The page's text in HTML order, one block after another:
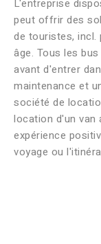
L'entreprise
peut offrir des
de touristes, incl.
âge. Tous les
avant d'entrer
maintenance et
société de
location d'un van
expérience
voyage ou